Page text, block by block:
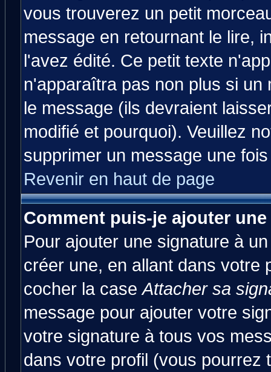
vous trouverez un petit
message en retournant le lire,
l'avez édité. Ce petit texte
n'apparaîtra pas non plus si
le message (ils devraient
modifié et pourquoi). Veuillez
supprimer un message une
Revenir en haut de page
Comment puis-je ajouter
Pour ajouter une signature à
créer une, en allant dans votre
cocher la caseAttacher sa
message pour ajouter votre
votre signature à tous vos
dans votre profil (vous pourrez